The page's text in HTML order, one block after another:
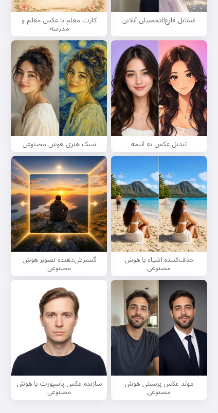
استایل فارغ‌التحصیلی آنلاین کارت معلم با عکس معلم و
مدرسه
تبدیل عکس به انیمه سبک هنری هوش مصنوعی
حذف‌کننده اشیاء با هوش
مصنوعی
گسترش‌دهنده تصویر هوش
مصنوعی
مولد عکس پرسنلی هوش
مصنوعی
سازنده عکس پاسپورت با هوش
مصنوعی